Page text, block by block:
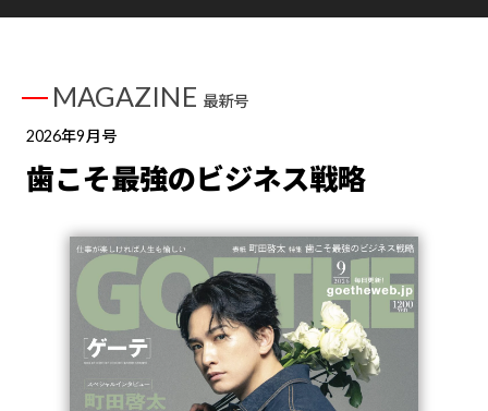
MAGAZINE 最新号
2026年9月号
歯こそ最強のビジネス戦略